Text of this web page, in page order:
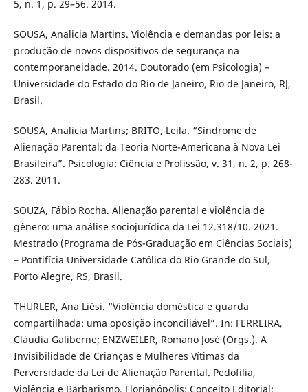
5, n. 1, p. 29–56. 2014.
SOUSA, Analicia Martins. Violência e demandas por leis: a
produção de novos dispositivos de segurança na
contemporaneidade. 2014. Doutorado (em Psicologia) –
Universidade do Estado do Rio de Janeiro, Rio de Janeiro, RJ,
Brasil.
SOUSA, Analicia Martins; BRITO, Leila. “Síndrome de
Alienação Parental: da Teoria Norte-Americana à Nova Lei
Brasileira”. Psicologia: Ciência e Profissão, v. 31, n. 2, p. 268-
283. 2011.
SOUZA, Fábio Rocha. Alienação parental e violência de
gênero: uma análise sociojurídica da Lei 12.318/10. 2021.
Mestrado (Programa de Pós-Graduação em Ciências Sociais)
– Pontifícia Universidade Católica do Rio Grande do Sul,
Porto Alegre, RS, Brasil.
THURLER, Ana Liési. “Violência doméstica e guarda
compartilhada: uma oposição inconciliável”. In: FERREIRA,
Cláudia Galiberne; ENZWEILER, Romano José (Orgs.). A
Invisibilidade de Crianças e Mulheres Vítimas da
Perversidade da Lei de Alienação Parental. Pedofilia,
Violência e Barbarismo. Florianópolis: Conceito Editorial: